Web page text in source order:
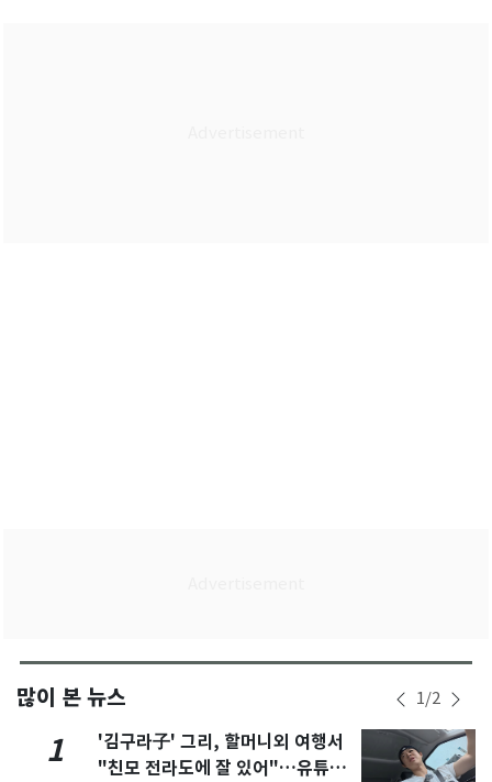
많이 본 뉴스 1/2
1
'김구라子' 그리, 할머니외 여행서
"친모 전라도에 잘 있어"…유튜브